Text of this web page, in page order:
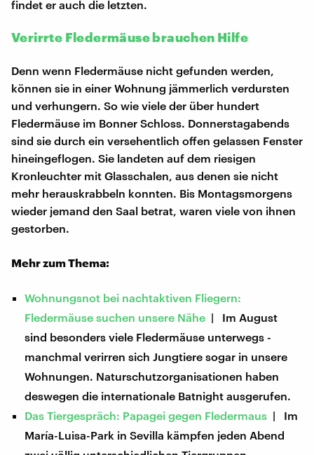
findet er auch die letzten.
Verirrte Fledermäuse brauchen Hilfe
Denn wenn Fledermäuse nicht gefunden werden,
können sie in einer Wohnung jämmerlich verdursten
und verhungern. So wie viele der über hundert
Fledermäuse im Bonner Schloss. Donnerstagabends
sind sie durch ein versehentlich offen gelassen Fenster
hineingeflogen. Sie landeten auf dem riesigen
Kronleuchter mit Glasschalen, aus denen sie nicht
mehr herauskrabbeln konnten. Bis Montagsmorgens
wieder jemand den Saal betrat, waren viele von ihnen
gestorben.
Mehr zum Thema:
Wohnungsnot bei nachtaktiven Fliegern:
Fledermäuse suchen unsere Nähe | Im August
sind besonders viele Fledermäuse unterwegs -
manchmal verirren sich Jungtiere sogar in unsere
Wohnungen. Naturschutzorganisationen haben
deswegen die internationale Batnight ausgerufen.
Das Tiergespräch: Papagei gegen Fledermaus | Im
María-Luisa-Park in Sevilla kämpfen jeden Abend